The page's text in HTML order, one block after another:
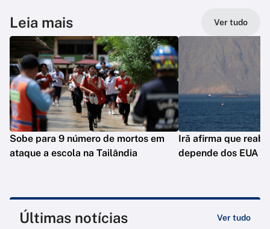
Leia mais Ver tudo
Sobe para 9 número de mortos em
ataque a escola na Tailândia
Irã afirma que
depende dos EUA
Últimas notícias Ver tudo